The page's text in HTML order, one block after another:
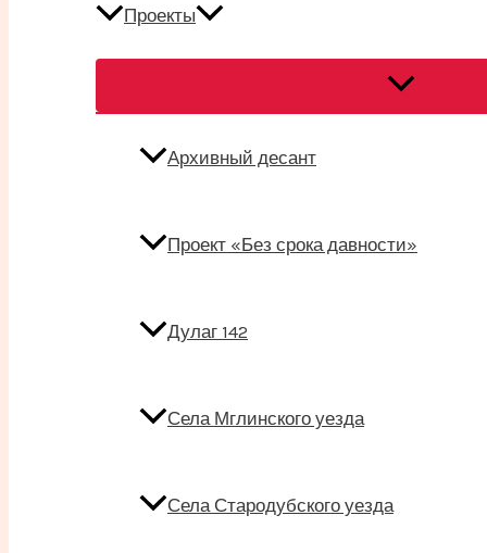
Проекты
Архивный десант
Проект «Без срока давности»
Дулаг 142
Села Мглинского уезда
Села Стародубского уезда